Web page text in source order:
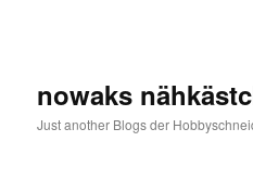
nowaks
Just another Blogs der